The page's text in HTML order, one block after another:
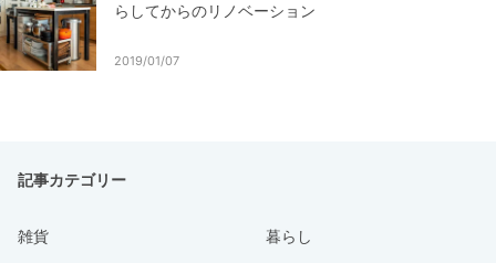
らしてからのリノベーション
2019/01/07
記事カテゴリー
雑貨 暮らし